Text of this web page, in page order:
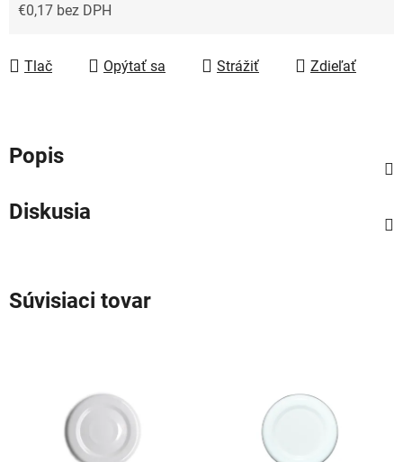
€0,17 bez DPH
Tlač
Opýtať sa Strážiť Zdieľať
Popis
Diskusia
Súvisiaci tovar